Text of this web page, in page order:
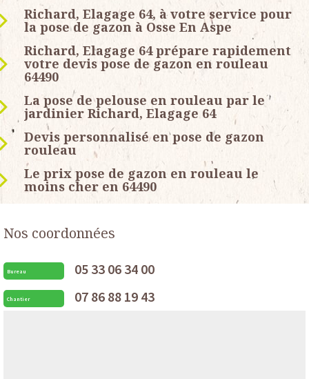
Richard, Elagage 64, à votre service pour
la pose de gazon à Osse En Aspe
Richard, Elagage 64 prépare rapidement
votre devis pose de gazon en rouleau
64490
La pose de pelouse en rouleau par le
jardinier Richard, Elagage 64
Devis personnalisé en pose de gazon
rouleau
Le prix pose de gazon en rouleau le
moins cher en 64490
Nos coordonnées
Bureau 05 33 06 34 00
Chantier 07 86 88 19 43